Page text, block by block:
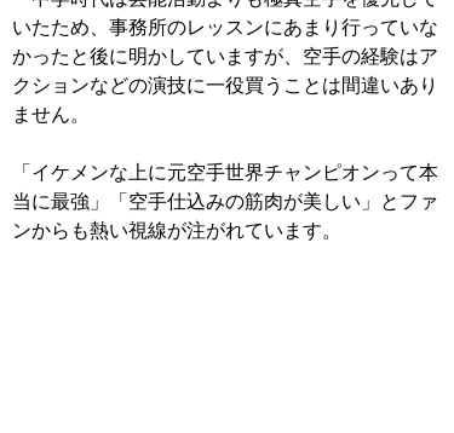
いたため、事務所のレッスンにあまり行っていな
かったと後に明かしていますが、空手の経験はア
クションなどの演技に一役買うことは間違いあり
ません。
「イケメンな上に元空手世界チャンピオンって本
当に最強」「空手仕込みの筋肉が美しい」とファ
ンからも熱い視線が注がれています。